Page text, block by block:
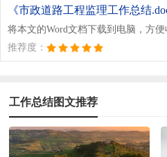
《市政道路工程监理工作总结
将本文的Word文档下载到电脑，方
推荐度：
工作总结图文推荐